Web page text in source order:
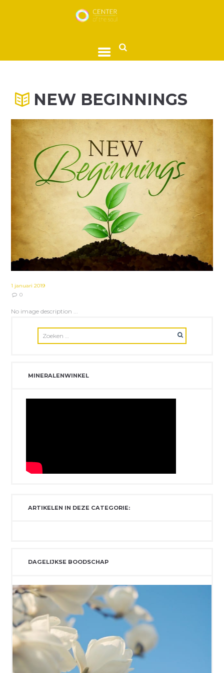
NEW BEGINNINGS
1 januari 2019
0
No image description ...
MINERALENWINKEL
ARTIKELEN IN DEZE CATEGORIE:
DAGELIJKSE BOODSCHAP